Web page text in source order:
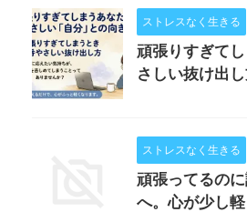
ストレスなく生きる
頑張りすぎて
さしい抜け出
ストレスなく生きる
頑張ってるの
へ。心が少し